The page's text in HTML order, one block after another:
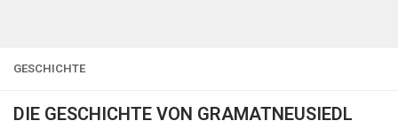
GESCHICHTE
DIE GESCHICHTE VON GRAMATNEUSIEDL